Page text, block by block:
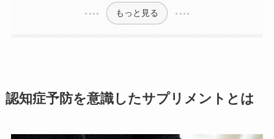
もっと見る
認知症予防を意識したサプリメントとは